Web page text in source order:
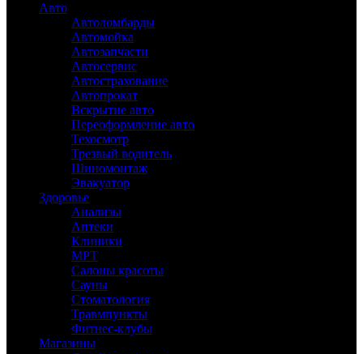
Авто
Автоломбарды
Автомойка
Автозапчасти
Автосервис
Автострахование
Автопрокат
Вскрытие авто
Переоформление авто
Техосмотр
Трезвый водитель
Шиномонтаж
Эвакуатор
Здоровье
Анализы
Аптеки
Клиники
МРТ
Салоны красоты
Сауны
Стоматология
Травмпункты
Фитнес-клубы
Магазины